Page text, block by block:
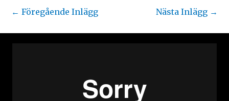
← Föregående Inlägg Nästa Inlägg →